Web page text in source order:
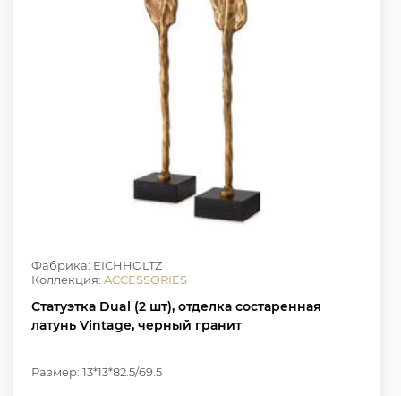
Фабрика: EICHHOLTZ
Коллекция: ACCESSORIES
Статуэтка Dual (2 шт), отделка состаренная
латунь Vintage, черный гранит
Размер: 13*13*82.5/69.5